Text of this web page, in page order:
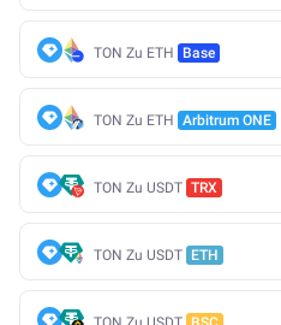
TON Zu ETH Base
TON Zu ETH Arbitrum ONE
TON Zu USDT TRX
TON Zu USDT ETH